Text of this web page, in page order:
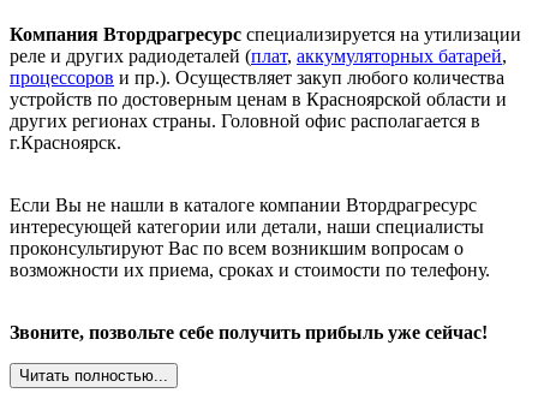
Компания Втордрагресурс специализируется на утилизации
реле и других радиодеталей (плат, аккумуляторных батарей,
процессоров и пр.). Осуществляет закуп любого количества
устройств по достоверным ценам в Красноярской области и
других регионах страны. Головной офис располагается в
г.Красноярск.
Если Вы не нашли в каталоге компании Втордрагресурс
интересующей категории или детали, наши специалисты
проконсультируют Вас по всем возникшим вопросам о
возможности их приема, сроках и стоимости по телефону.
Звоните, позвольте себе получить прибыль уже сейчас!
Читать полностью...